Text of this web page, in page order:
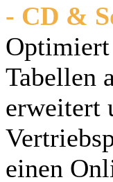
- CD &
Optimiert
Tabellen
erweitert
einen